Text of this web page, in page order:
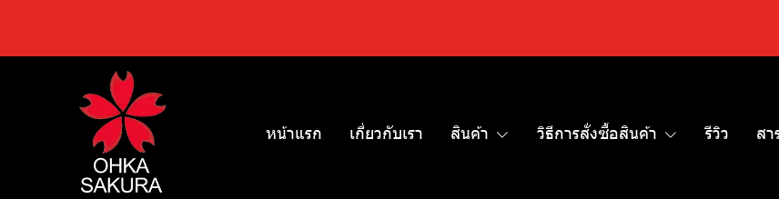
หน้าแรก เกี่ยวกับเรา สินค้า วิธีการสั่งซื้อสินค้า รีวิว สา